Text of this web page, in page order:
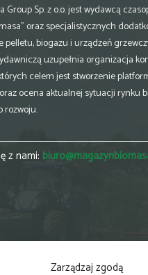
Zarządzaj zgodą
Group Sp. z o.o. jest wydawcą
oraz specjalistycznych
pelletu, biogazu i urządzeń
uzupełnia organizacja
celem jest stworzenie
ocena aktualnej sytuacji rynku
rozwoju.
z nami: